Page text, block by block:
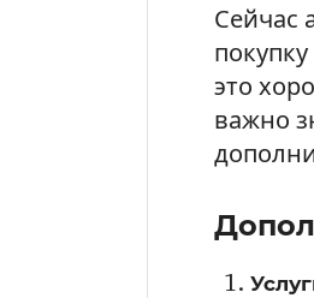
Сейчас
это
важно